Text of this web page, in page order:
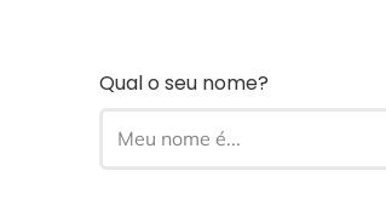
Qual o seu nome?